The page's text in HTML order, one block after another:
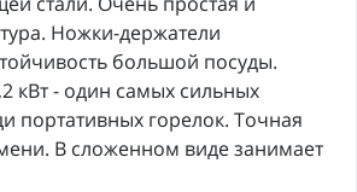
Ножки-держатели
большой посуды.
кВт - один самых сильных
портативных горелок. Точная
В сложенном виде занимает